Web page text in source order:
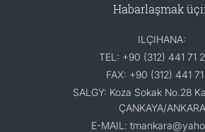
Habarlaşmak
ILÇIHANA:
TEL: +90 (312) 441 71
FAX: +90 (312) 441
SALGY: Koza Sokak No.28
ÇANKAYA/ANKARA
E-MAIL: